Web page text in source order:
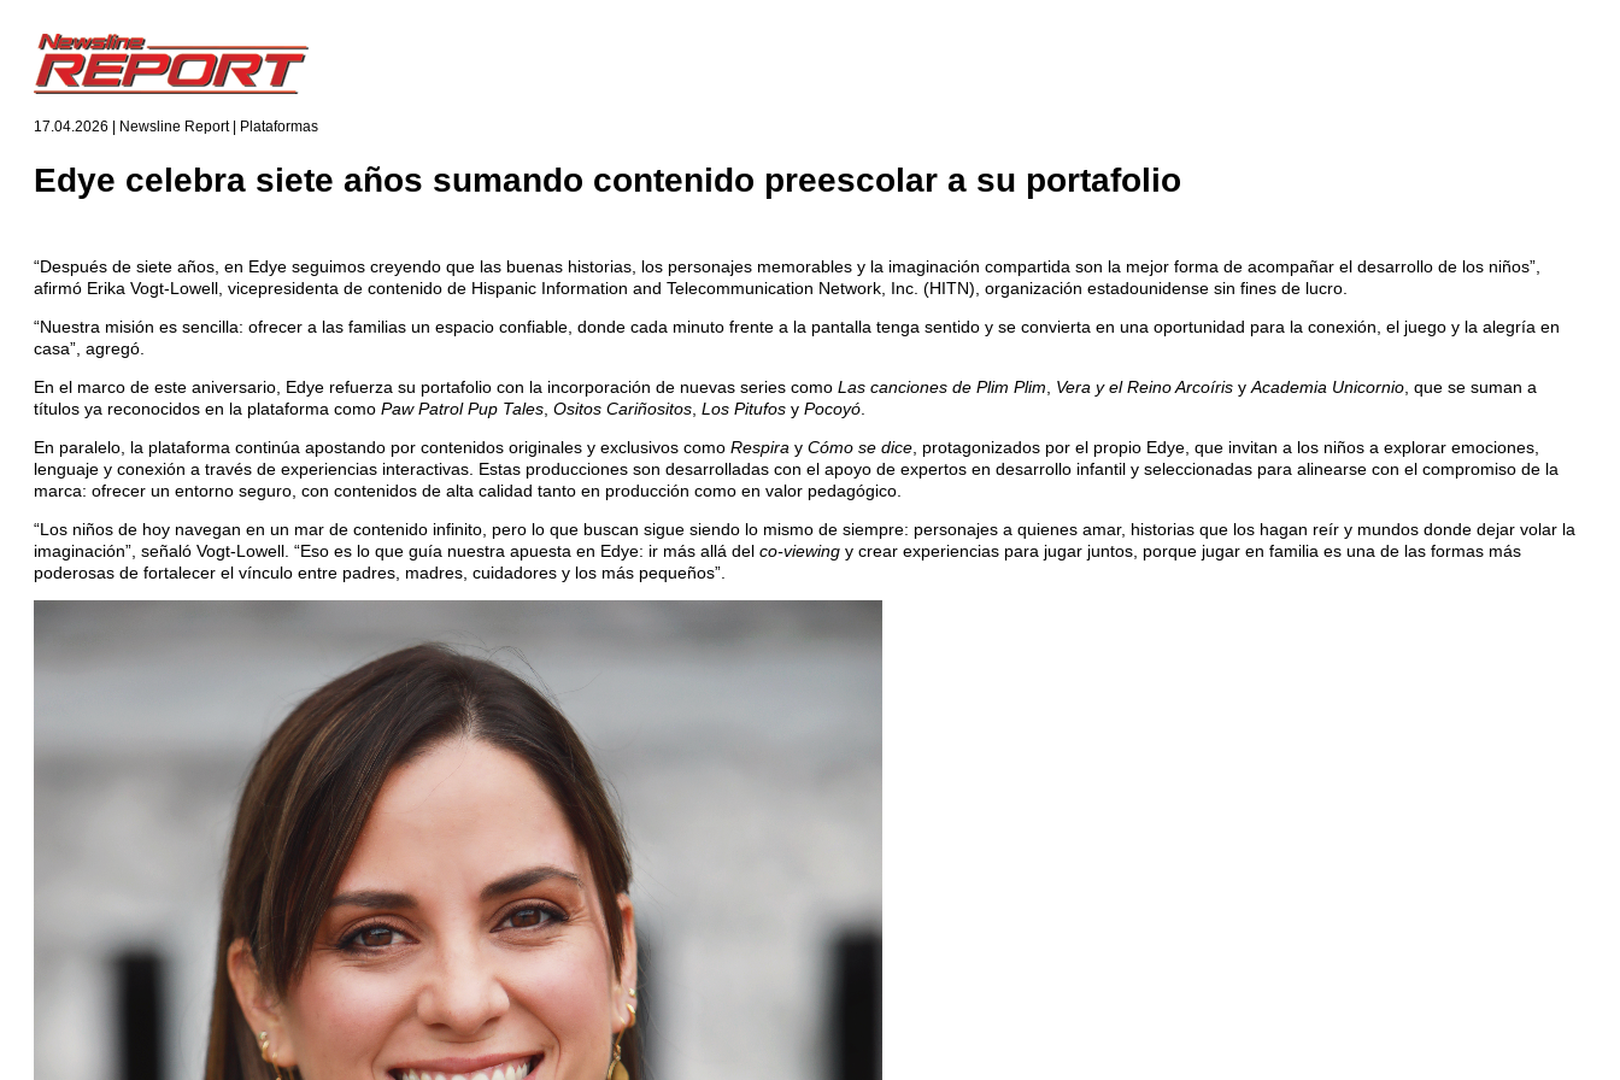
17.04.2026 | Newsline Report | Plataformas
Edye celebra siete años sumando contenido preescolar a su portafolio
“Después de siete años, en Edye seguimos creyendo que las buenas historias, los personajes memorables y la imaginación compartida son la mejor forma de acompañar el desarrollo de los niños”,
afirmó Erika Vogt-Lowell, vicepresidenta de contenido de Hispanic Information and Telecommunication Network, Inc. (HITN), organización estadounidense sin fines de lucro.
“Nuestra misión es sencilla: ofrecer a las familias un espacio confiable, donde cada minuto frente a la pantalla tenga sentido y se convierta en una oportunidad para la conexión, el juego y la alegría en
casa”, agregó.
En el marco de este aniversario, Edye refuerza su portafolio con la incorporación de nuevas series como Las canciones de Plim Plim Vera y el Reino Arcoíris y Academia Unicornio , que se suman a
títulos ya reconocidos en la plataforma como Paw Patrol Pup Tales Ositos Cariñositos Los Pitufos y Pocoyó
En paralelo, la plataforma continúa apostando por contenidos originales y exclusivos como Respira y Cómo se dice , protagonizados por el propio Edye, que invitan a los niños a explorar emociones,
lenguaje y conexión a través de experiencias interactivas. Estas producciones son desarrolladas con el apoyo de expertos en desarrollo infantil y seleccionadas para alinearse con el compromiso de la
marca: ofrecer un entorno seguro, con contenidos de alta calidad tanto en producción como en valor pedagógico.
“Los niños de hoy navegan en un mar de contenido infinito, pero lo que buscan sigue siendo lo mismo de siempre: personajes a quienes amar, historias que los hagan reír y mundos donde dejar volar la
imaginación”, señaló Vogt-Lowell. “Eso es lo que guía nuestra apuesta en Edye: ir más allá del co-viewing y crear experiencias para jugar juntos, porque jugar en familia es una de las formas más
poderosas de fortalecer el vínculo entre padres, madres, cuidadores y los más pequeños”.